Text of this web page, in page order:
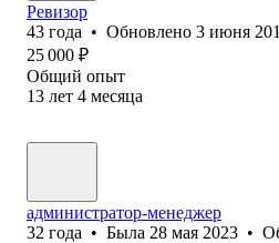
Ревизор
43 года • Обновлено 3 июня
25 000 ₽
Общий опыт
13 лет 4 месяца
администратор-менеджер
32 года • Была 28 мая 2023 •